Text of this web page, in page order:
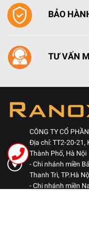
BẢO
TƯ VẤN
CÔNG TY CỔ
Địa chỉ: TT2-20-21,
Thành Phố, Hà Nội
- Chi nhánh miền
Thanh Trì, TP.Hà
- Chi nhánh miền